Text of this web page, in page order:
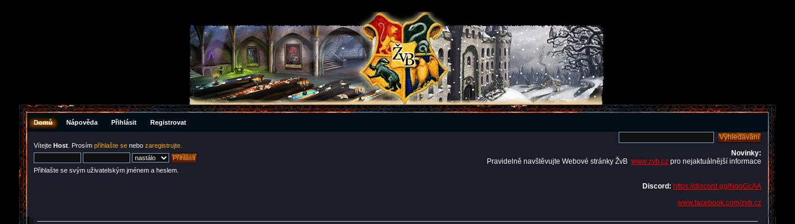
Domů Nápověda Přihlásit Registrovat
Vítejte Host . Prosím přihlašte se nebo zaregistrujte
Přihlašte se svým uživatelským jménem a heslem.
Novinky:
Pravidelně navštěvujte Webové stránky ŽvB www.zvb.cz pro nejaktuálnější informace
Discord: https://discord.gg/NqqGcAA
www.facebook.com/zvb.cz